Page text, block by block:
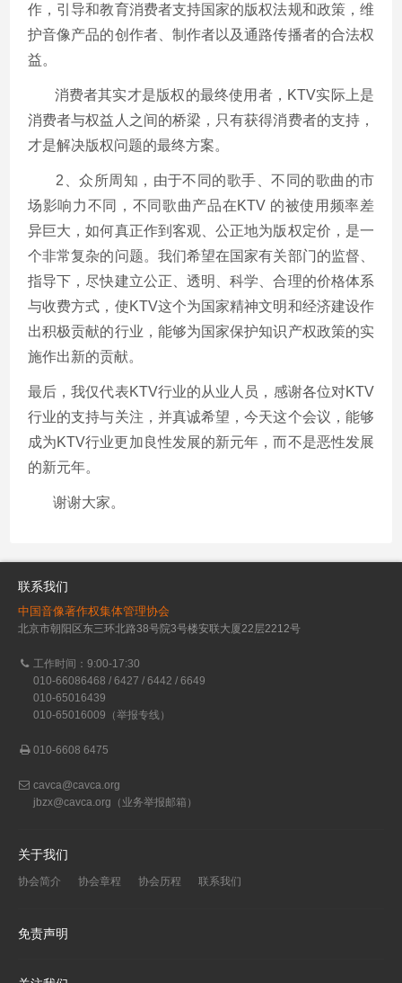
作，引导和教育消费者支持国家的版权法规和政策，维
护音像产品的创作者、制作者以及通路传播者的合法权
益。
消费者其实才是版权的最终使用者，KTV实际上是
消费者与权益人之间的桥梁，只有获得消费者的支持，
才是解决版权问题的最终方案。
2、众所周知，由于不同的歌手、不同的歌曲的市
场影响力不同，不同歌曲产品在KTV 的被使用频率差
异巨大，如何真正作到客观、公正地为版权定价，是一
个非常复杂的问题。我们希望在国家有关部门的监督、
指导下，尽快建立公正、透明、科学、合理的价格体系
与收费方式，使KTV这个为国家精神文明和经济建设作
出积极贡献的行业，能够为国家保护知识产权政策的实
施作出新的贡献。
最后，我仅代表KTV行业的从业人员，感谢各位对KTV
行业的支持与关注，并真诚希望，今天这个会议，能够
成为KTV行业更加良性发展的新元年，而不是恶性发展
的新元年。
谢谢大家。
联系我们
中国音像著作权集体管理协会
北京市朝阳区东三环北路38号院3号楼安联大厦22层2212号
工作时间：9:00-17:30
010-66086468 / 6427 / 6442 / 6649
010-65016439
010-65016009（举报专线）
010-6608 6475
cavca@cavca.org
jbzx@cavca.org （业务举报邮箱）
关于我们
协会简介 协会章程 协会历程 联系我们
免责声明